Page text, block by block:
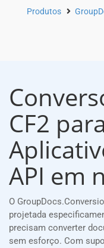
Produtos
CF2
API em
O
projetada
precisam converter
sem esforço. Com